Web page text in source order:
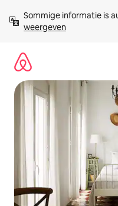
direct
naar
Sommige informatie is
weergeven